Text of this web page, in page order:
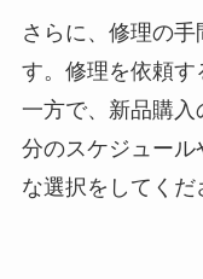
さらに、修理の
す。修理を依頼
一方で、新品購入
分のスケジュール
な選択をしてくだ